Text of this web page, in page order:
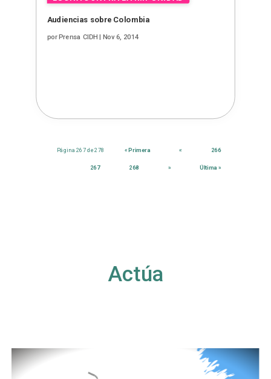
Audiencias sobre Colombia
porPrensa CIDH | Nov 6, 2014
Página 267 de 278 « Primera « 266
267 268 » Última »
Actúa